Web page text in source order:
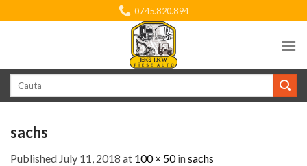
to
0745.820.894
sachs
Published July 11, 2018 at 100 × 50insachs